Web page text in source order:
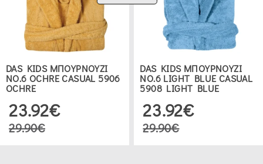
DAS KIDS ΜΠΟΥΡΝΟΥΖΙ
ΝΟ.6 OCHRE CASUAL 5906
OCHRE
23.92€
29.90€
DAS KIDS ΜΠΟΥΡΝΟΥΖΙ
ΝΟ.6 LIGHT BLUE CASUAL
5908 LIGHT BLUE
23.92€
29.90€